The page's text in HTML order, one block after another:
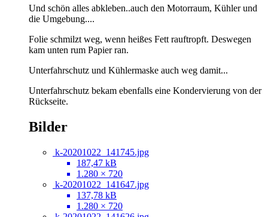
Und schön alles abkleben..auch den Motorraum, Kühler und
die Umgebung....
Folie schmilzt weg, wenn heißes Fett rauftropft. Deswegen
kam unten rum Papier ran.
Unterfahrschutz und Kühlermaske auch weg damit...
Unterfahrschutz bekam ebenfalls eine Kondervierung von der
Rückseite.
Bilder
k-20201022_141745.jpg
187,47 kB
1.280 × 720
k-20201022_141647.jpg
137,78 kB
1.280 × 720